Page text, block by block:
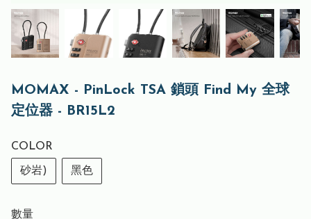
MOMAX - PinLock TSA 鎖頭 Find My 全球
定位器 - BR15L2
COLOR
砂岩) 黑色
數量